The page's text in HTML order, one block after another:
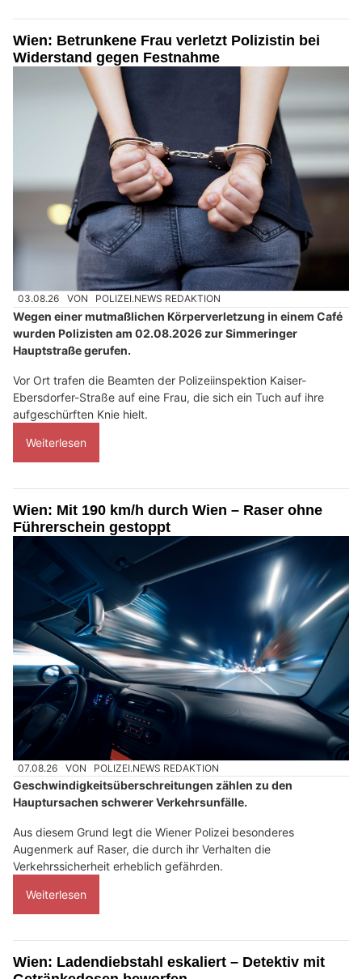
Wien: Betrunkene Frau verletzt Polizistin bei
Widerstand gegen Festnahme
03.08.26 VON POLIZEI.NEWS REDAKTION
Wegen einer mutmaßlichen Körperverletzung in einem Café
wurden Polizisten am 02.08.2026 zur Simmeringer
Hauptstraße gerufen.
Vor Ort trafen die Beamten der Polizeiinspektion Kaiser-
Ebersdorfer-Straße auf eine Frau, die sich ein Tuch auf ihre
aufgeschürften Knie hielt.
Weiterlesen
Wien: Mit 190 km/h durch Wien – Raser ohne
Führerschein gestoppt
07.08.26 VON POLIZEI.NEWS REDAKTION
Geschwindigkeitsüberschreitungen zählen zu den
Hauptursachen schwerer Verkehrsunfälle.
Aus diesem Grund legt die Wiener Polizei besonderes
Augenmerk auf Raser, die durch ihr Verhalten die
Verkehrssicherheit erheblich gefährden.
Weiterlesen
Wien: Ladendiebstahl eskaliert – Detektiv mit